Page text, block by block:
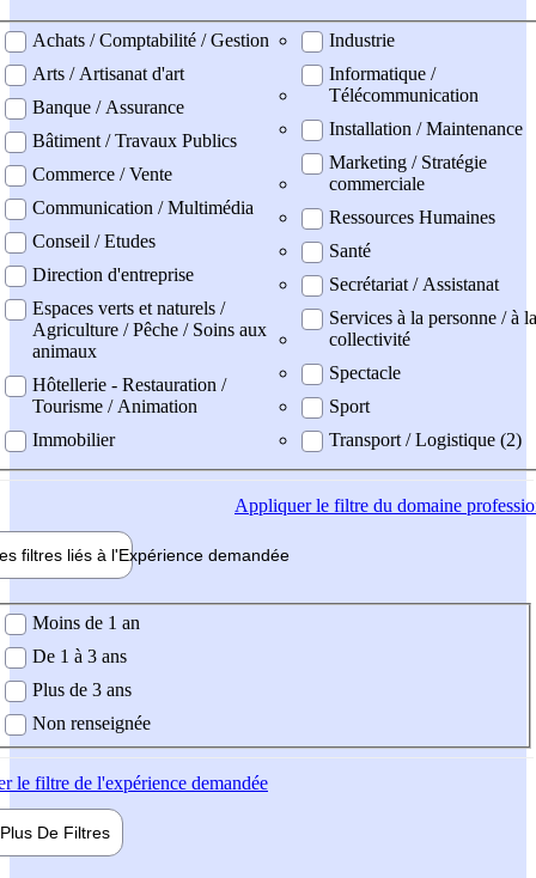
professionel
Achats / Comptabilité / Gestion
Arts / Artisanat d'art
Banque / Assurance
Bâtiment / Travaux Publics
Commerce / Vente
Communication / Multimédia
Conseil / Etudes
Direction d'entreprise
Espaces verts et naturels /
Agriculture / Pêche / Soins aux
animaux
Hôtellerie - Restauration /
Tourisme / Animation
Immobilier
Industrie
Informatique /
Télécommunication
Installation / Maintenance
Marketing / Stratégie
commerciale
Ressources Humaines
Santé
Secrétariat / Assistanat
Services à la personne / à la
collectivité
Spectacle
Sport
Transport / Logistique (2)
Appliquerle filtre du domaine
filtres liés à l'Expérience demandée
demandée
Moins de 1 an
De 1 à 3 ans
Plus de 3 ans
Non renseignée
le filtre de l'expérience demandée
Plus De Filtres